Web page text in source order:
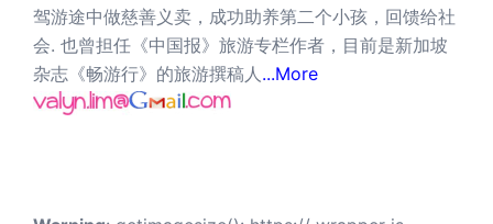
驾游途中做慈善义卖，成功助养第二个小孩，回馈给社
会. 也曾担任《中国报》旅游专栏作者，目前是新加坡
杂志《畅游行》的旅游撰稿人 ...More